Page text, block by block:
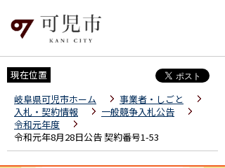
現在位置
岐阜県可児市ホーム
事業者・しごと
入札・契約情報
一般競争入札公告
令和元年度
令和元年8月28日公告 契約番号1-53